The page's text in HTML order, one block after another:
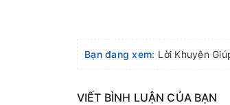
Bạn đang xem: Lời Khuyên
VIẾT BÌNH LUẬN CỦA BẠN